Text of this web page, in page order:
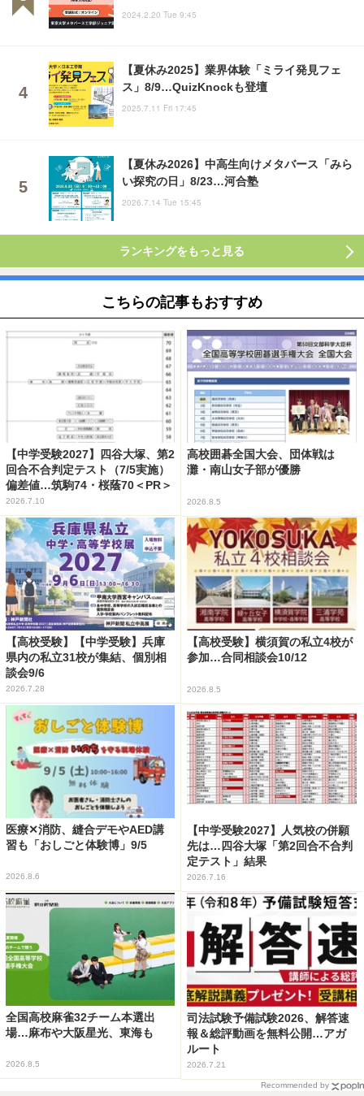
2024.2.20 Tue 9:45
【夏休み2025】業界体験「ミライ発見フェ
ス」8/9…QuizKnockも登壇
2025.7.11 Fri 17:45
【夏休み2026】中高生向けメタバース「みら
い探究の日」8/23…河合塾
2026.7.14 Tue 15:45
ランキングをもっと見る
こちらの記事もおすすめ
【中学受験2027】四谷大塚、第2
回合不合判定テスト（7/5実施）
偏差値…筑駒74・桜蔭70＜PR＞
2026.7.10
高校囲碁全国大会、団体戦は
灘・南山女子部が優勝
2026.8.5
【高校受験】【中学受験】兵庫
県内の私立31校が集結、個別相
談会9/6
2026.7.28
【高校受験】横須賀の私立4校が
参加…合同相談会10/12
2026.8.5
医療✕消防、縫合デモやAED講
習も「おしごと体験博」9/5
2026.8.6
【中学受験2027】人気校の併願
先は…四谷大塚「第2回合不合判
定テスト」結果
2026.7.16
全国高校麻雀32チーム本選出
場…麻布や大阪星光、東海も
2026.8.5
司法試験予備試験2026、解答速
報＆総評動画を無料公開…アガ
ルート
2026.7.21
Recommended by